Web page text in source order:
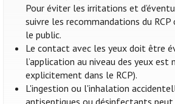
Pour éviter les irritations et
suivre les recommandations du
le public.
Le contact avec les yeux doit être
l’application au niveau des yeux est
explicitement dans le RCP).
L'ingestion ou l'inhalation